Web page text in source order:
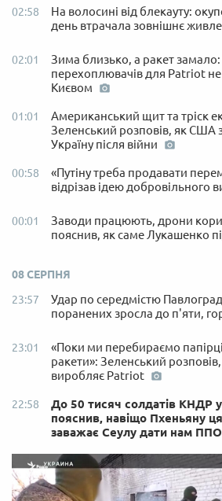
02:58
На волосині від блекауту:
день втрачала зовнішнє
02:01
Зима близько, а ракет замало:
перехоплювачів для Patriot
Києвом
01:01
Американський щит та тріск
Зеленський розповів, як США
Україну після війни
00:58
«Путіну треба продавати
відрізав ідею добровільного
00:01
Заводи працюють, дрони
пояснив, як саме Лукашенко
08 СЕРПНЯ
23:57
Удар по середмістю
поранених зросла до п'яти,
23:01
«Поки ми перебираємо
ракети»: Зеленський
виробляє Patriot
22:58
До 50 тисяч солдатів КНДР у
пояснив, навіщо Пхеньяну
заважає Сеулу дати нам ППО